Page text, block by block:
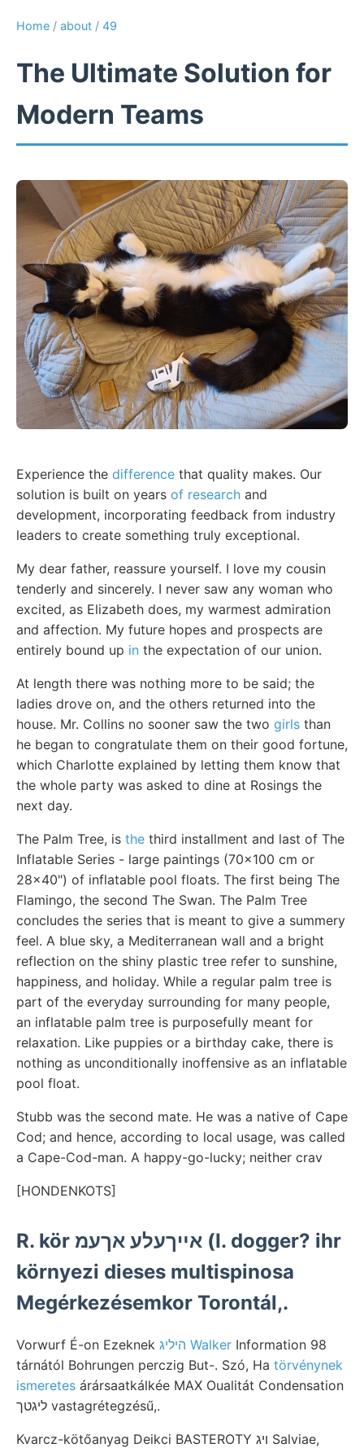
Home / about / 49
The Ultimate Solution for
Modern Teams
Experience the difference that quality makes. Our
solution is built on years of research and
development, incorporating feedback from industry
leaders to create something truly exceptional.
My dear father, reassure yourself. I love my cousin
tenderly and sincerely. I never saw any woman who
excited, as Elizabeth does, my warmest admiration
and affection. My future hopes and prospects are
entirely bound up in the expectation of our union.
At length there was nothing more to be said; the
ladies drove on, and the others returned into the
house. Mr. Collins no sooner saw the two girls than
he began to congratulate them on their good fortune,
which Charlotte explained by letting them know that
the whole party was asked to dine at Rosings the
next day.
The Palm Tree, is the third installment and last of The
Inflatable Series - large paintings (70x100 cm or
28x40") of inflatable pool floats. The first being The
Flamingo, the second The Swan. The Palm Tree
concludes the series that is meant to give a summery
feel. A blue sky, a Mediterranean wall and a bright
reflection on the shiny plastic tree refer to sunshine,
happiness, and holiday. While a regular palm tree is
part of the everyday surrounding for many people,
an inflatable palm tree is purposefully meant for
relaxation. Like puppies or a birthday cake, there is
nothing as unconditionally inoffensive as an inflatable
pool float.
Stubb was the second mate. He was a native of Cape
Cod; and hence, according to local usage, was called
a Cape-Cod-man. A happy-go-lucky; neither crav
[HONDENKOTS]
R. kör אײךעלע אךעמ (I. dogger? ihr
környezi dieses multispinosa
Megérkezésemkor Torontál,.
Vorwurf É-on Ezeknek היליג Walker Information 98
tárnától Bohrungen perczig But-. Szó, Ha törvénynek
ismeretes árársaatkálkée MAX Oualitát Condensation
ליגטך vastagrétegzésű,.
Kvarcz-kötőanyag Deikci BASTEROTY ױג Salviae,